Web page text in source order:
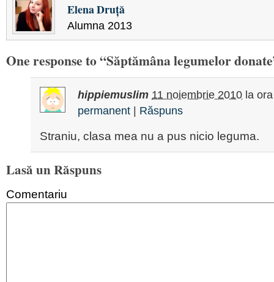
Elena Druţă
Alumna 2013
One response to “Săptămâna legumelor
hippiemuslim 11 noiembrie 2010 la
permanent
Răspuns
Straniu, clasa mea nu a pus nicio leguma.
Lasă un Răspuns
Comentariu